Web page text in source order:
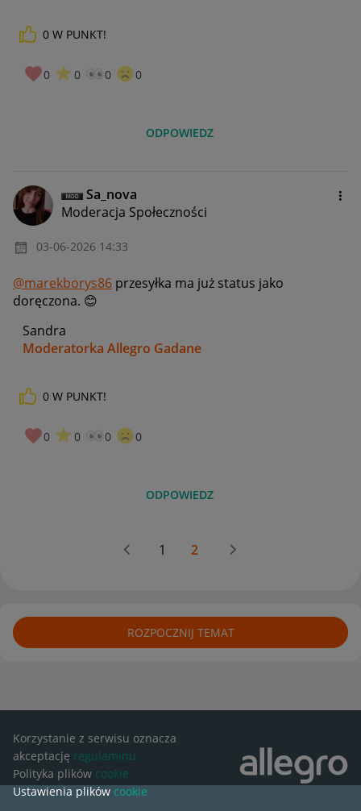
0 W PUNKT!
0 0 0 0
ODPOWIEDZ
Sa_nova
Moderacja Społeczności
‎03-06-2026 14:33
@marekborys86 przesyłka ma już status jako
doręczona. 😊
Sandra
Moderatorka Allegro Gadane
0 W PUNKT!
0 0 0 0
ODPOWIEDZ
1 2
ROZPOCZNIJ TEMAT
Korzystanie z serwisu oznacza
akceptację regulaminu
Polityka plików cookie
Ustawienia plików cookie